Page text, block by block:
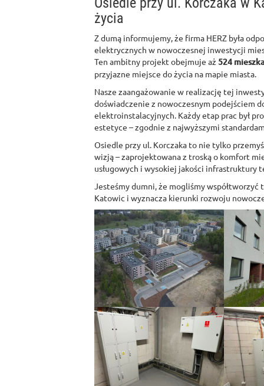
życia
Z dumą informujemy, że firma HERZ była
elektrycznych w nowoczesnej inwestycji
Ten ambitny projekt obejmuje aż 524
przyjazne miejsce do życia na mapie miasta.
Nasze zaangażowanie w realizację tej
doświadczenie z nowoczesnym podejściem
elektroinstalacyjnych. Każdy etap prac był
estetyce – zgodnie z najwyższymi
Osiedle przy ul. Korczaka to nie tylko
wizją – zaprojektowana z troską o komfort
usługowych i wysokiej jakości infrastruktury
Jesteśmy dumni, że mogliśmy
Katowic i wyznacza kierunki rozwoju